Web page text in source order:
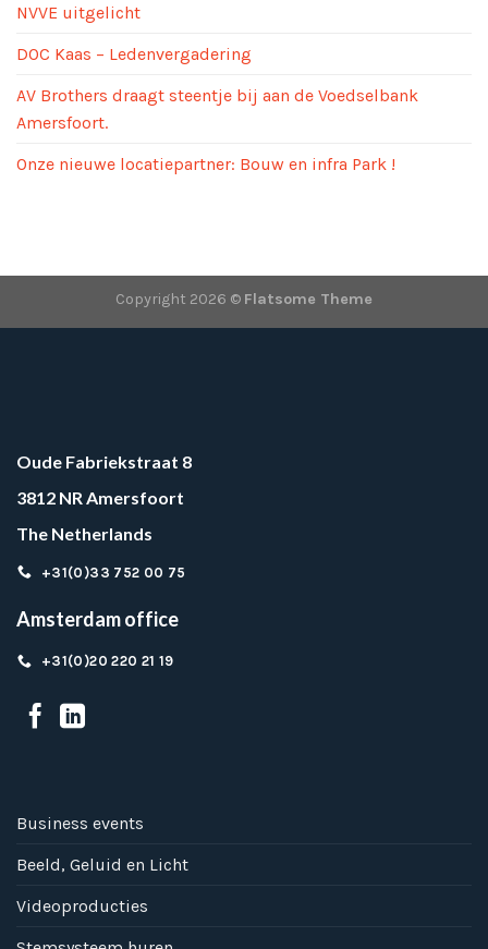
NVVE uitgelicht
DOC Kaas – Ledenvergadering
AV Brothers draagt steentje bij aan de Voedselbank
Amersfoort.
Onze nieuwe locatiepartner: Bouw en infra Park !
Copyright 2026 © Flatsome Theme
Oude Fabriekstraat 8
3812 NR Amersfoort
The Netherlands
+31(0)33 752 00 75
Amsterdam office
+31(0)20 220 21 19
Business events
Beeld, Geluid en Licht
Videoproducties